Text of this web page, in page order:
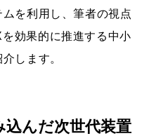
を利用し、筆者の視点
効果的に推進する中小
します。
んだ次世代装置